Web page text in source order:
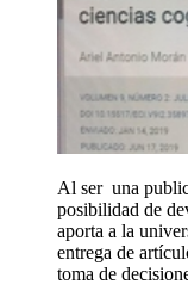
Al ser una
posibilidad de
aporta a la
entrega de
toma de